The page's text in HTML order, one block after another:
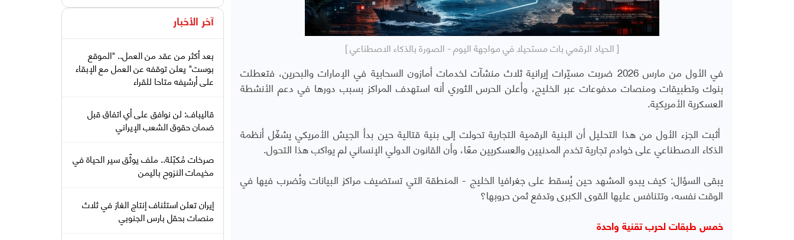
[ الحياد الرقمي بات مستحيلا في مواجهة اليوم - الصورة بالذكاء الاصطناعي ]
في الأول من مارس 2026 ضربت مسيّرات إيرانية ثلاث منشآت لخدمات أمازون السحابية في الإمارات والبحرين، فتعطلت
بنوك وتطبيقات ومنصات مدفوعات عبر الخليج، وأعلن الحرس الثوري أنه استهدف المراكز بسبب دورها في دعم الأنشطة
العسكرية الأمريكية.
أثبت الجزء الأول من هذا التحليل أن البنية الرقمية التجارية تحولت إلى بنية قتالية حين بدأ الجيش الأمريكي يشغّل أنظمة
الذكاء الاصطناعي على خوادم تجارية تخدم المدنيين والعسكريين معًا، وأن القانون الدولي الإنساني لم يواكب هذا التحول.
يبقى السؤال: كيف يبدو المشهد حين يُسقط على جغرافيا الخليج - المنطقة التي تستضيف مراكز البيانات وتُضرب فيها في
الوقت نفسه، وتتنافس عليها القوى الكبرى وتدفع ثمن حروبها؟
خمس طبقات لحرب تقنية واحدة
آخر الأخبار
بعد أكثر من عقد من العمل.. "الموقع
بوست" يعلن توقفه عن العمل مع الإبقاء
على أرشيفه متاحا للقراء
قاليباف: لن نوافق على أي اتفاق قبل
ضمان حقوق الشعب الإيراني
صرخات مُكبّلة.. ملف يوثّق سير الحياة في
مخيمات النزوح باليمن
إيران تعلن استئناف إنتاج الغاز في ثلاث
منصات بحقل بارس الجنوبي